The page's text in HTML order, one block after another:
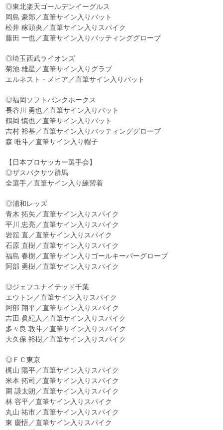
◎東北楽天ゴールデンイーグルス
岡島 豪郎／直筆サイン入りバット
松井 稼頭央／直筆サイン入りスパイク
藤田 一也／直筆サイン入りバッティンググローブ
◎埼玉西武ライオンズ
菊池 雄星／直筆サイン入りグラブ
エルネスト・メヒア／直筆サイン入りバット
◎福岡ソフトバンクホークス
長谷川 勇也／直筆サイン入りバット
鶴岡 慎也／直筆サイン入りバット
吉村 裕基／直筆サイン入りバッティンググローブ
森 唯斗／直筆サイン入り帽子
【日本プロサッカー選手会】
◎ザスパクサツ群馬
全選手／直筆サイン入り練習着
◎浦和レッズ
青木 拓矢／直筆サイン入りスパイク
平川 忠亮／直筆サイン入りスパイク
岩舘 直／直筆サイン入りスパイク
石原 直樹／直筆サイン入りスパイク
福島 春樹／直筆サイン入りゴールキーパーグローブ
阿部 勇樹／直筆サイン入りスパイク
◎ジェフユナイテッド千葉
エウトン／直筆サイン入りスパイク
阿部 翔平／直筆サイン入りスパイク
吉田 眞紀人／直筆サイン入りスパイク
多々良 敦斗／直筆サイン入りスパイク
大久保 裕樹／直筆サイン入りスパイク
◎ＦＣ東京
梶山 陽平／直筆サイン入りスパイク
米本 拓司／直筆サイン入りスパイク
圍 謙太朗／直筆サイン入りスパイク
林 容平／直筆サイン入りスパイク
丸山 祐市／直筆サイン入りスパイク
東 慶悟／直筆サイン入りスパイク